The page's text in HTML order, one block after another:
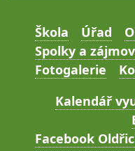
Škola Úřad
Spolky a
Fotogalerie
Kalendář
Facebook